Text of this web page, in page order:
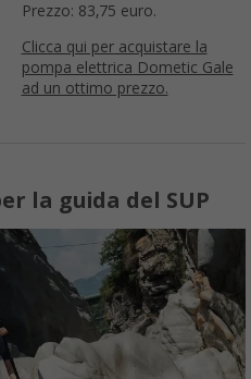
Prezzo: 83,75 euro.
Clicca qui per acquistare la
pompa elettrica Dometic Gale
ad un ottimo prezzo.
la guida del SUP